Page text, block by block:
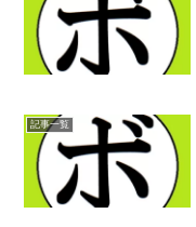
記事一覧